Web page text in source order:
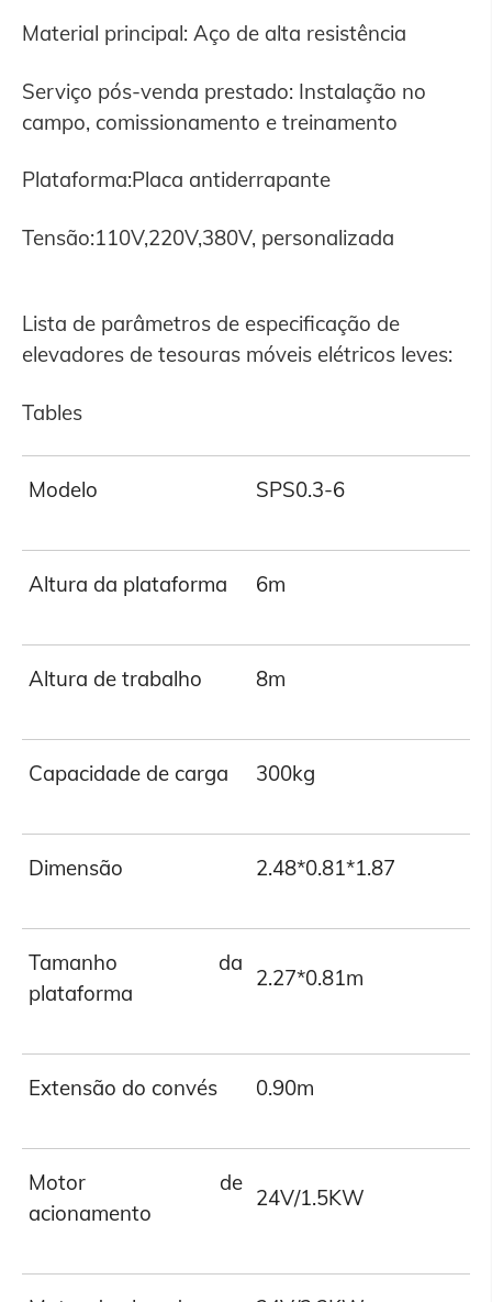
Material principal: Aço de alta resistência
Serviço pós-venda prestado: Instalação no
campo, comissionamento e treinamento
Plataforma:Placa antiderrapante
Tensão:110V,220V,380V, personalizada
Lista de parâmetros de especificação de
elevadores de tesouras móveis elétricos leves:
Tables
Modelo SPS0.3-6
Altura da plataforma 6m
Altura de trabalho 8m
Capacidade de carga 300kg
Dimensão 2.48*0.81*1.87
Tamanho da
plataforma
2.27*0.81m
Extensão do convés 0.90m
Motor de
acionamento
24V/1.5KW